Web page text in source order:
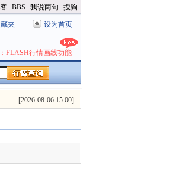
-BBS -我说两句 -搜狗
夹 设为首页
FLASH行情画线功能
[2026-08-06 15:00]